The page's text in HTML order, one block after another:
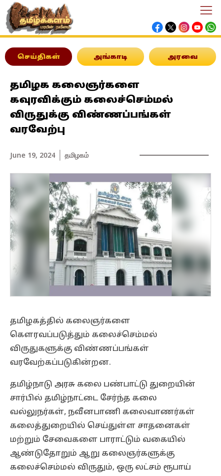
செய்திகள் அங்காடி அரவை
தமிழக கலைஞர்களை
கவுரவிக்கும் கலைச்செம்மல்
விருதுக்கு விண்ணப்பங்கள்
வரவேற்பு
June 19, 2024 தமிழகம்
தமிழகத்தில் கலைஞர்களை
கௌரவப்படுத்தும் கலைச்செம்மல்
விருதுகளுக்கு விண்ணப்பங்கள்
வரவேற்கப்படுகின்றன.
தமிழ்நாடு அரசு கலை பண்பாட்டு துறையின்
சார்பில் தமிழ்நாட்டை சேர்ந்த கலை
வல்லுநர்கள், நவீனபாணி கலைவாணர்கள்
கலைத்துறையில் செய்துள்ள சாதனைகள்
மற்றும் சேவைகளை பாராட்டும் வகையில்
ஆண்டுதோறும் ஆறு கலைஞர்களுக்கு
கலைச்செம்மல் விருதும், ஒரு லட்சம் ரூபாய்